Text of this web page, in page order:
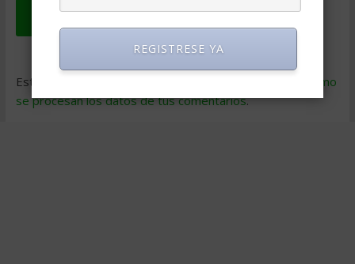
Este sitio usa Akismet para reducir el spam.
Aprende cómo
se procesan los datos de tus comentarios.
REGISTRESE YA